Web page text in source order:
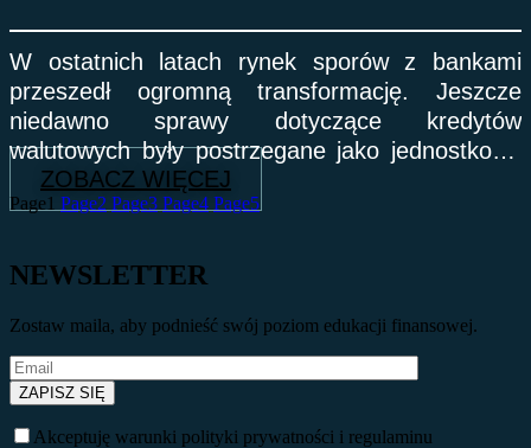
W ostatnich latach rynek sporów z bankami
przeszedł ogromną transformację. Jeszcze
niedawno sprawy dotyczące kredytów
walutowych były postrzegane jako jednostkowe
przypadki. Dziś stanowią jeden
z najważniejszych obszarów sporów
ZOBACZ WIĘCEJ
Page1 Page2 Page3 Page4 Page5
NEWSLETTER
Zostaw maila, aby podnieść swój poziom edukacji finansowej.
Akceptuję warunki polityki prywatności i regulaminu